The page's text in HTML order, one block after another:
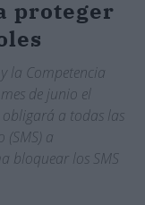
proteger
la Competencia
de junio el
obligará a todas las
(SMS) a
bloquear los SMS